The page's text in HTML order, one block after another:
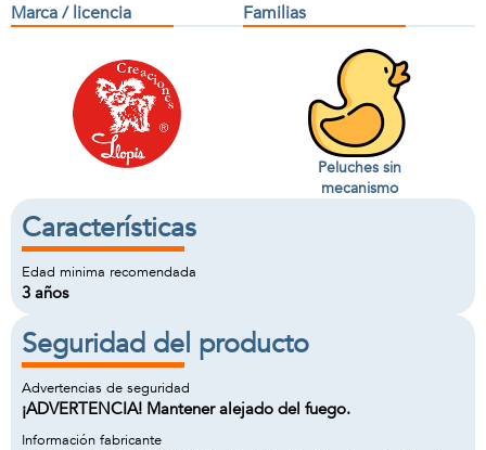
Marca / licencia Familias
Peluches sin
mecanismo
Características
Edad minima recomendada
3 años
Seguridad del producto
Advertencias de seguridad
¡ADVERTENCIA! Mantener alejado del fuego.
Información fabricante